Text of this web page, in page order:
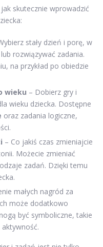
skutecznie wprowadzić
stały dzień i porę, w
rozwiązywać zadania.
na przykład po obiedzie
wieku – Dobierz gry i
wieku dziecka. Dostępne
oraz zadania logiczne,
– Co jakiś czas zmieniajcie
Możecie zmieniać
zadań. Dzięki temu
małych nagród za
może dodatkowo
być symboliczne, takie